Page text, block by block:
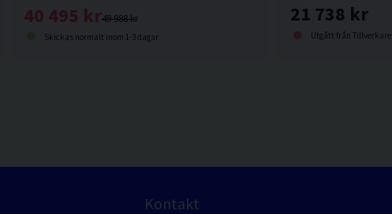
49 988 kr
40 495 kr
Skickas normalt inom 1-3 dagar
21 738 kr
Utgått från Tillverkare
Kontakt